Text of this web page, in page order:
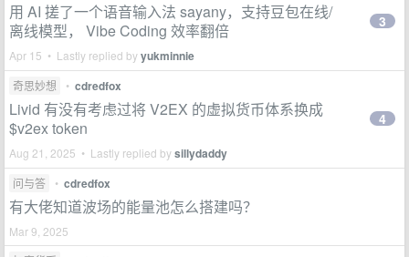
用 AI 搓了一个语音输入法 sayany，支持豆包在线/
离线模型， Vibe Coding 效率翻倍
Apr 15 • Lastly replied byyukminnie
3
奇思妙想 • cdredfox
Livid 有没有考虑过将 V2EX 的虚拟货币体系换成
$v2ex token
Aug 21, 2025 • Lastly replied bysillydaddy
4
问与答 • cdredfox
有大佬知道波场的能量池怎么搭建吗？
Mar 9, 2025